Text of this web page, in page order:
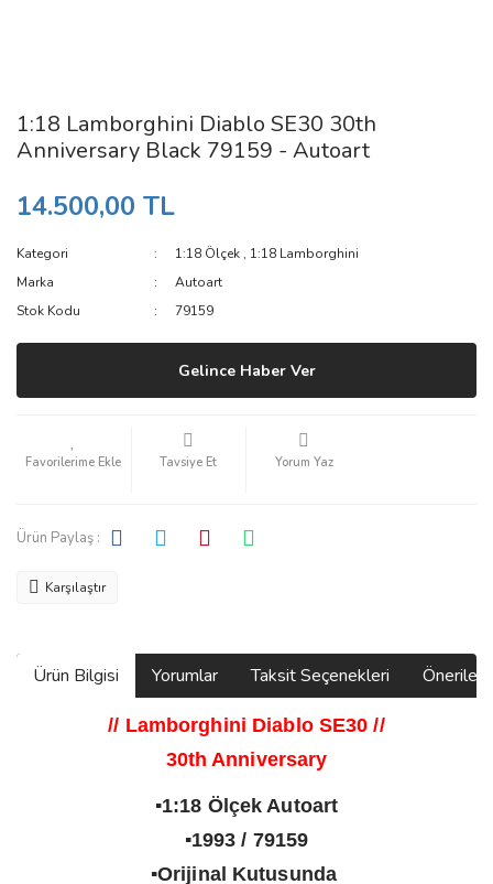
1:18 Lamborghini Diablo SE30 30th
Anniversary Black 79159 - Autoart
14.500,00 TL
Kategori 1:18 Ölçek , 1:18 Lamborghini
Marka
Autoart
Stok Kodu
79159
Gelince Haber Ver
Tavsiye Et Yorum Yaz
Ürün Paylaş :
Karşılaştır
Ürün Bilgisi Yorumlar Taksit Seçenekleri
// Lamborghini Diablo SE30 //
30th Anniversary
▪️1:18 Ölçek Autoart
▪️1993 / 79159
▪️Orijinal Kutusunda